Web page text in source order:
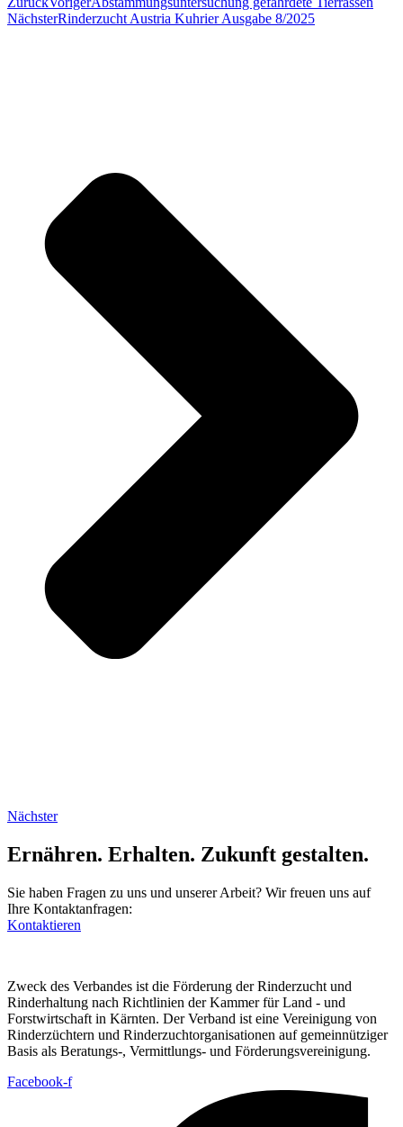
NächsterRinderzucht Austria Kuhrier Ausgabe 8/2025
Nächster
Ernähren. Erhalten. Zukunft gestalten.
Sie haben Fragen zu uns und unserer Arbeit? Wir freuen uns auf
Ihre Kontaktanfragen:
Kontaktieren
Zweck des Verbandes ist die Förderung der Rinderzucht und
Rinderhaltung nach Richtlinien der Kammer für Land - und
Forstwirtschaft in Kärnten. Der Verband ist eine Vereinigung von
Rinderzüchtern und Rinderzuchtorganisationen auf gemeinnütziger
Basis als Beratungs-, Vermittlungs- und Förderungsvereinigung.
Facebook-f